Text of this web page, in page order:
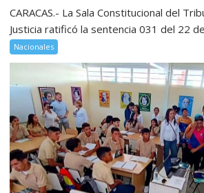
CARACAS.- La Sala Constitucional del
Justicia ratificó la sentencia 031 del 22
Nacionales